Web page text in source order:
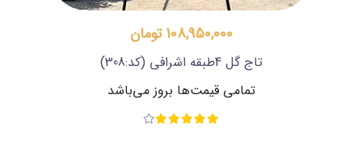
108,950,000 تومان
تاج گل 4طبقه اشرافی
(کد:308)
تمامی قیمت‌ها بروز می‌باشد